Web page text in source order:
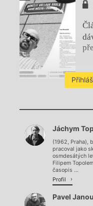
Jáchym
(1962, Praha),
pracoval jako
osmdesátých
Filipem
časopis ...
Profil
Pavel